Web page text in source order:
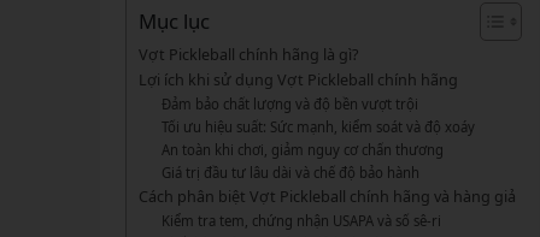
Vợt Cầu Lông Mizuno
Vợt Cầu Lông Hundred
Giày Cầu Lông Hundred
Xem thêm
PHỤ KIỆN CẦU LÔNG
Cước Cầu Lông
Ống Cầu Lông
Cuốn Cán Cầu Lông
VỢT PICKLEBALL
Vợt Pickleball Joola
Vợt Pickleball Sypik
Vợt Pickleball LiningVỢT
GIÀY
PHỤ KIỆN CẦU LÔNG
MÁY ĐAN
VỢT PICKLEBALL
PHỤ KIỆN PICKLE BALL
Mục lục
Vợt Pickleball chính hãng là gì?
Lợi ích khi sử dụng Vợt Pickleball chính hãng
Đảm bảo chất lượng và độ bền vượt trội
Tối ưu hiệu suất: Sức mạnh, kiểm soát và độ xoáy
An toàn khi chơi, giảm nguy cơ chấn thương
Giá trị đầu tư lâu dài và chế độ bảo hành
Cách phân biệt Vợt Pickleball chính hãng và hàng giả
Kiểm tra tem, chứng nhận USAPA và số sê-ri